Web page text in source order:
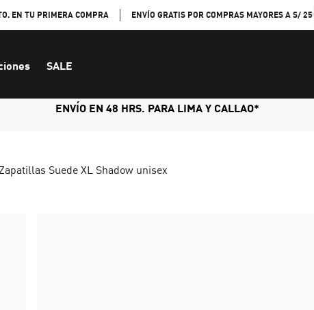
EN TU PRIMERA COMPRA ENVÍO GRATIS POR COMPRAS MAYORES A S/ 250
SALE
ENVÍO EN 48 HRS. PARA LIMA Y CALLAO*
Zapatillas Suede XL Shadow unisex